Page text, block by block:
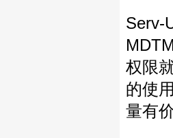
Serv-
权限
的使
量有